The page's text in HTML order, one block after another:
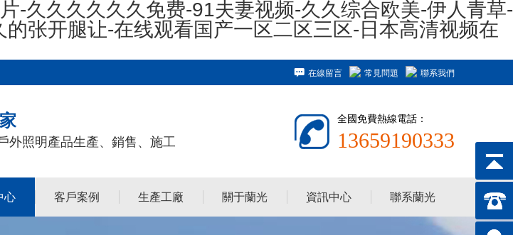
-久久久久久久免费-91夫妻视频-久久综合欧美-伊人青草-
张开腿让-在线观看国产一区二区三区-日本高清视频在
在線留言 常見問題 聯系我們
外照明產品生產、銷售、施工
全國免費熱線電話：
13659190333
心 客戶案例 生產工廠 關于蘭光 資訊中心 聯系蘭光